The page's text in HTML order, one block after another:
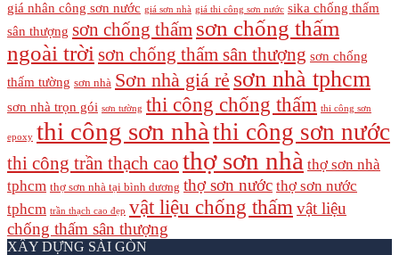
giá nhân công sơn nước giá sơn nhà giá thi công sơn nước sika chống thấm
sân thượng sơn chống thấm sơn chống thấm
ngoài trời sơn chống thấm sân thượng sơn chống
thấm tường sơn nhà Sơn nhà giá rẻ sơn nhà tphcm
sơn nhà trọn gói sơn tường thi công chống thấm thi công sơn
epoxy thi công sơn nhà thi công sơn nước
thi công trần thạch cao thợ sơn nhà thợ sơn nhà
tphcm thợ sơn nhà tại bình dương thợ sơn nước thợ sơn nước
tphcm trần thạch cao đẹp vật liệu chống thấm vật liệu
chống thấm sân thượng
XÂY DỰNG SÀI GÒN